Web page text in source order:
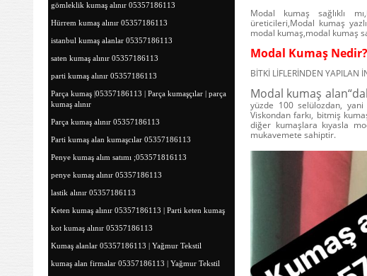
gömleklik kumaş alınır 05357186113
Hürrem kumaş alınır 05357186113
istanbul kumaş alanlar 05357186113
saten kumaş alınır 05357186113
parti kumaş alınır 05357186113
Parça kumaş |05357186113 | Parça kumaşçılar | parça
kumaş alınır
Parça kumaş alınır 05357186113
Parti kumaş alan kumaşcılar 05357186113
Penye kumaş alım satımı ;053571816113
penye kumaş alınır 05357186113
lastik alınır 05357186113
Keten kumaş alınır 05357186113 | Parti keten kumaş
kot kumaş alınır 05357186113
Kumaş alanlar 05357186113 | Yağmur Tekstil
kumaş alan firmalar 05357186113 | Yağmur Tekstil
Modal kumaş sağlıklı
üreticileri,Modal kumaş
modal kumaş,modal kumaş
Modal Kumaş Nedir?
BİTKİ LİFLERİNDEN YAPILAN
Modal kumaş
yüzde 100 selülozdan,
Viskondan farkı, bitmiş
diğer kumaşlara kıyasla
mukavemete sahiptir.